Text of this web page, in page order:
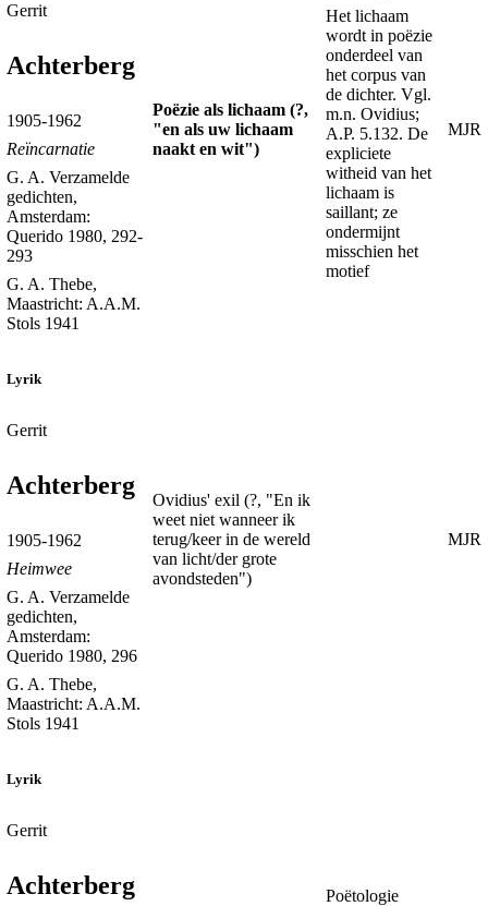
Gerrit
Achterberg
1905-1962
Reïncarnatie
G. A. Verzamelde
gedichten,
Amsterdam:
Querido 1980, 292-
293
G. A. Thebe,
Maastricht: A.A.M.
Stols 1941
Poëzie als lichaam (?,
"en als uw lichaam
naakt en wit")
Het lichaam
wordt in poëzie
onderdeel van
het corpus van
de dichter. Vgl.
m.n. Ovidius;
A.P. 5.132. De
expliciete
witheid van het
lichaam is
saillant; ze
ondermijnt
misschien het
motief
MJR
Lyrik
Gerrit
Achterberg
1905-1962
Heimwee
G. A. Verzamelde
gedichten,
Amsterdam:
Querido 1980, 296
G. A. Thebe,
Maastricht: A.A.M.
Stols 1941
Ovidius' exil (?, "En ik
weet niet wanneer ik
terug/keer in de wereld
van licht/der grote
avondsteden")
MJR
Lyrik
Gerrit
Achterberg
Poëtologie